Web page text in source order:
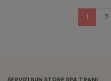
1 2
SERVIZI SUN STORE SPA TRANI